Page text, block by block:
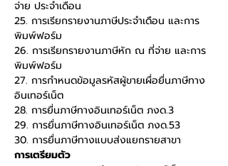
จ่าย ประจำเดือน
25. การเรียกรายงานภาษีประจำเดือน และการ
พิมพ์ฟอร์ม
26. การเรียกรายงานภาษีหัก ณ ที่จ่าย และการ
พิมพ์ฟอร์ม
27. การกำหนดข้อมูลรหัสผู้ขายเผื่อยื่นภาษีทาง
อินเทอร์เน็ต
28. การยื่นภาษีทางอินเทอร์เน็ต ภงด.3
29. การยื่นภาษีทางอินเทอร์เน็ต ภงด.53
30. การยื่นภาษีทางแบบส่งแยกรายสาขา
การเตรียมตัว